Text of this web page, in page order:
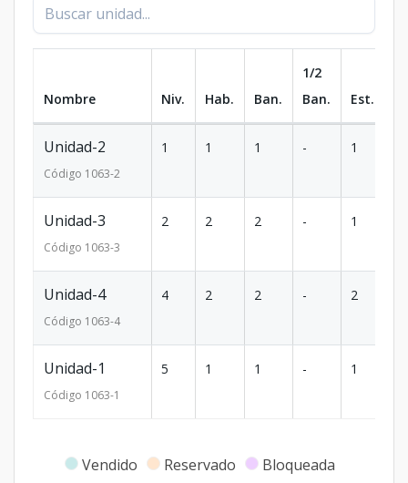
Nombre Niv. Hab. Ban.
1/2
Ban.
Est.
Unidad-2
Código 1063-2
1 1 1 - 1
Unidad-3
Código 1063-3
2 2 2 - 1
Unidad-4
Código 1063-4
4 2 2 - 2
Unidad-1
Código 1063-1
5 1 1 - 1
Vendido Reservado Bloqueada